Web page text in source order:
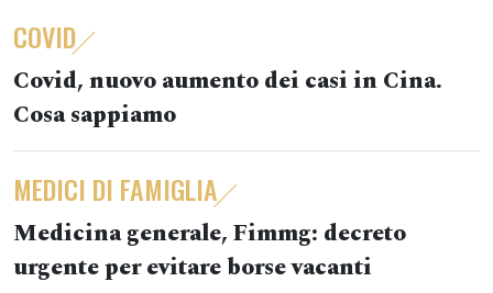
COVID
Covid, nuovo aumento dei casi in Cina.
Cosa sappiamo
MEDICI DI FAMIGLIA
Medicina generale, Fimmg: decreto
urgente per evitare borse vacanti